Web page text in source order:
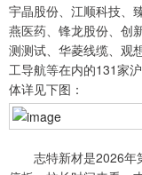
宇晶股份、江顺科技、
燕医药、锋龙股份、创
测测试、华菱线缆、观
工导航等在内的131家
体详见下图：
志特新材是2026年